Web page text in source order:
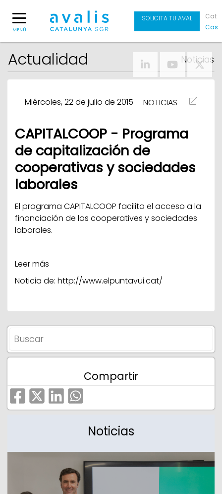
MENÚ
SOLICITA TU AVAL
Cat
Cas
Actualidad Noticias
Miércoles, 22 de julio de 2015 NOTICIAS
CAPITALCOOP - Programa
de capitalización de
cooperativas y sociedades
laborales
El programa CAPITALCOOP facilita el acceso a la
financiación de las cooperatives y sociedades
laborales.
Leer más
Noticia de: http://www.elpuntavui.cat/
Compartir
Noticias